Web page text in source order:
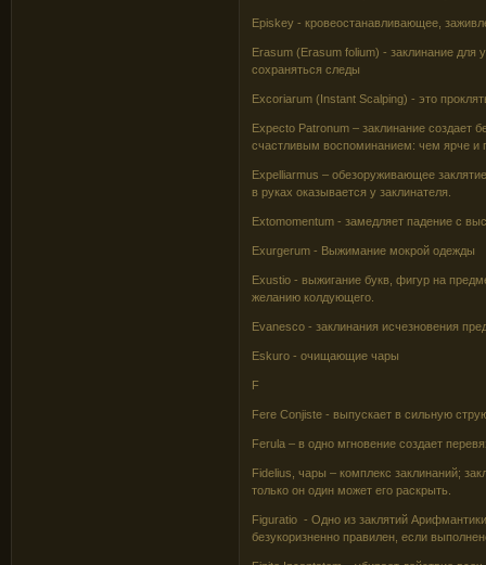
Episkey - кровеостанавливающее,
Erasum (Erasum folium) - заклинание для
сохраняться следы
Excoriarum (Instant Scalping) - это
Expecto Patronum – заклинание создает
счастливым воспоминанием: чем ярче и
Expelliarmus – обезоруживающее
в руках оказывается у заклинателя.
Extomomentum - замедляет падение с
Exurgerum - Выжимание мокрой одежды
Exustio - выжигание букв, фигур на
желанию колдующего.
Evanesco - заклинания исчезновения
Eskuro - очищающие чары
F
Fere Conjiste - выпускает в сильную
Ferula – в одно мгновение создает
Fidelius, чары – комплекс заклинаний;
только он один может его раскрыть.
Figuratio - Одно из заклятий
безукоризненно правилен, если